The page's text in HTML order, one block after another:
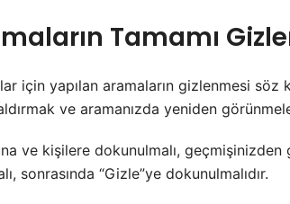
Tamamı
için yapılan aramaların gizlenmesi
ve aramanızda yeniden
ve kişilere dokunulmalı,
sonrasında “Gizle”ye dokunulmalıdır.